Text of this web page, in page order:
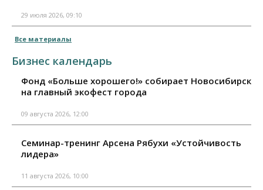
29 июля 2026, 09:10
Все материалы
Бизнес календарь
Фонд «Больше хорошего!» собирает Новосибирск
на главный экофест города
09 августа 2026, 12:00
Семинар-тренинг Арсена Рябухи «Устойчивость
лидера»
11 августа 2026, 10:00